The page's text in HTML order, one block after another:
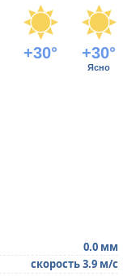
+30° +30°
Ясно
0.0 мм
скорость 3.9 м/с